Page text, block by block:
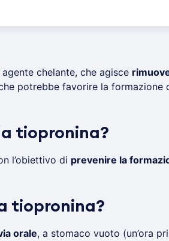
chelante, che agisce
potrebbe favorire la formazione
tiopronina?
l’obiettivo di prevenire la
tiopronina?
orale, a stomaco vuoto (un’ora